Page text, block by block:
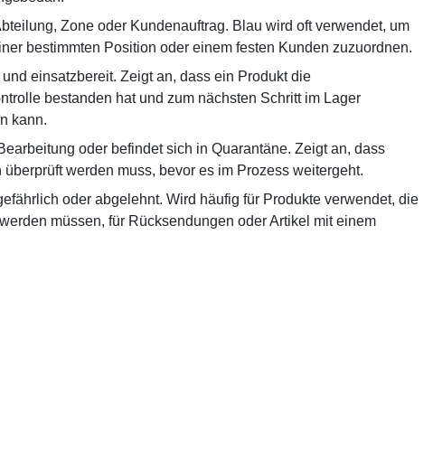
Zone oder Kundenauftrag. Blau wird oft verwendet, um
bestimmten Position oder einem festen Kunden zuzuordnen.
einsatzbereit. Zeigt an, dass ein Produkt die
bestanden hat und zum nächsten Schritt im Lager
kann.
oder befindet sich in Quarantäne. Zeigt an, dass
überprüft werden muss, bevor es im Prozess weitergeht.
oder abgelehnt. Wird häufig für Produkte verwendet, die
müssen, für Rücksendungen oder Artikel mit einem